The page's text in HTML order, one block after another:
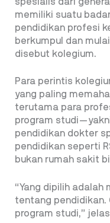
memiliki suatu
pendidikan profesi
berkumpul dan
disebut kolegium.
Para perintis
yang paling
terutama para
program
pendidikan dokter
pendidikan seperti
bukan rumah sakit
“Yang dipilih adalah
tentang pendidikan.
program studi,”